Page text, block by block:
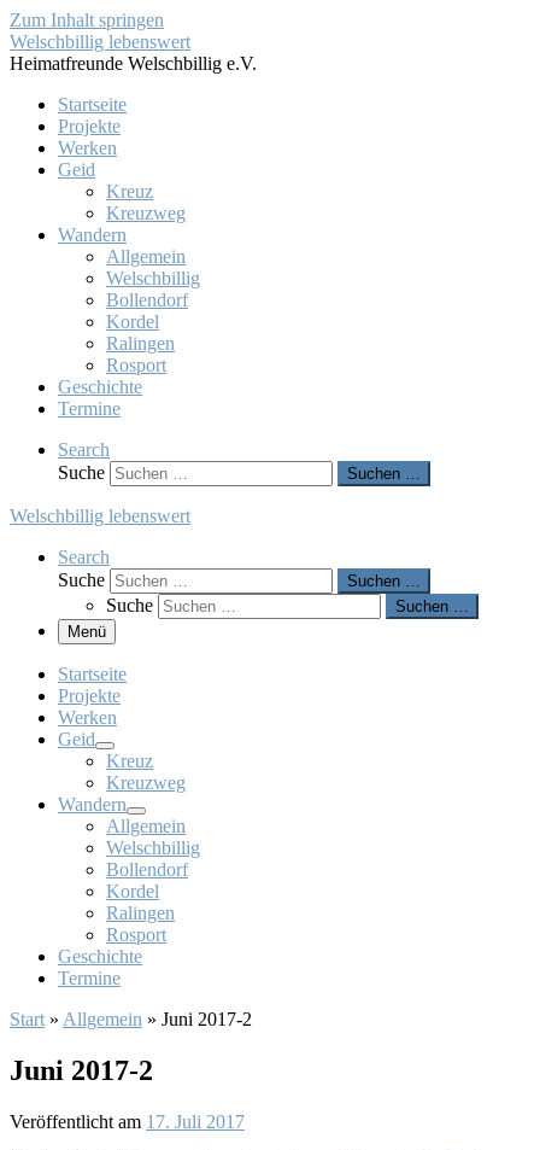
Zum Inhalt springen
Welschbillig lebenswert
Heimatfreunde Welschbillig e.V.
Startseite
Projekte
Werken
Geid
Kreuz
Kreuzweg
Wandern
Allgemein
Welschbillig
Bollendorf
Kordel
Ralingen
Rosport
Geschichte
Termine
Search
Suche
Suchen …
Welschbillig lebenswert
Search
Suche
Suchen …
Suche
Suchen …
Menü
Startseite
Projekte
Werken
Geid
Kreuz
Kreuzweg
Wandern
Allgemein
Welschbillig
Bollendorf
Kordel
Ralingen
Rosport
Geschichte
Termine
Start » Allgemein » Juni 2017-2
Juni 2017-2
Veröffentlicht am 17. Juli 2017